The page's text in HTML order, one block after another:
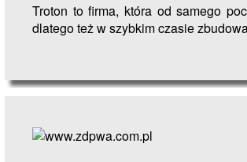
Troton to firma, która od samego
dlatego też w szybkim czasie